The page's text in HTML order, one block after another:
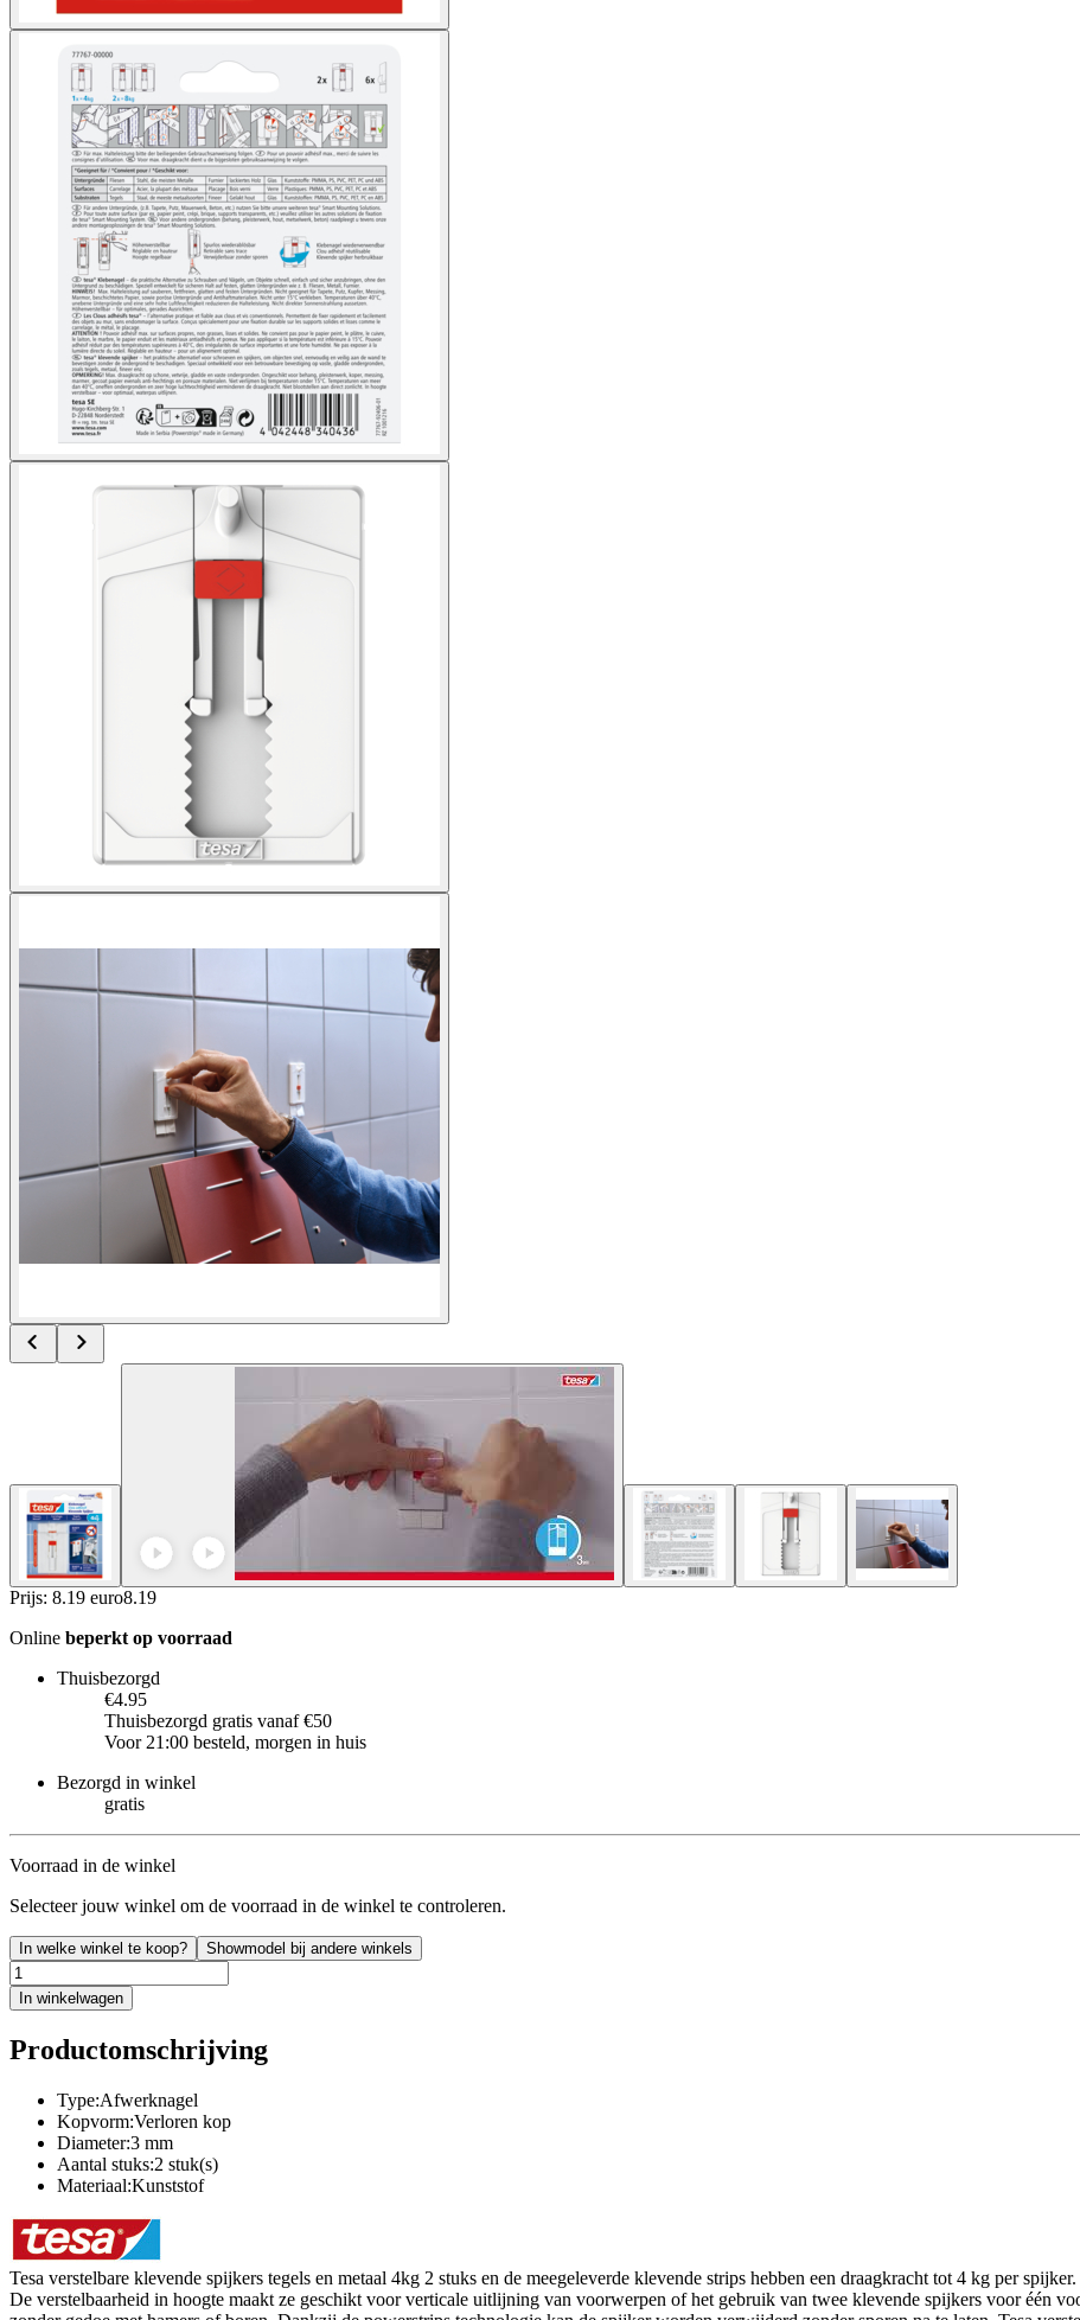
Prijs: 8.19 euro8.19
Online beperkt op voorraad
Thuisbezorgd
€4.95
Thuisbezorgd gratis vanaf €50
Voor 21:00 besteld, morgen in huis
Bezorgd in winkel
gratis
Voorraad in de winkel
Selecteer jouw winkel om de voorraad in de winkel te controleren.
In welke winkel te koop? Showmodel bij andere winkels
In winkelwagen
Productomschrijving
Type:Afwerknagel
Kopvorm:Verloren kop
Diameter:3 mm
Aantal stuks:2 stuk(s)
Materiaal:Kunststof
Tesa verstelbare klevende spijkers tegels en metaal 4kg 2 stuks en de meegeleverde klevende strips hebben een draagkracht tot 4 kg per
De verstelbaarheid in hoogte maakt ze geschikt voor verticale uitlijning van voorwerpen of het gebruik van twee klevende spijkers voor één